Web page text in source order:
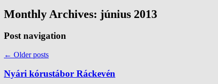
Monthly Archives: június 2013
Post navigation
← Older posts
Nyári kórustábor Ráckevén